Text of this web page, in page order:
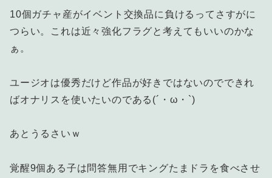
10個ガチャ産がイベント交換品に負けるってさすがに
つらい。これは近々強化フラグと考えてもいいのかな
ぁ。
ユージオは優秀だけど作品が好きではないのでできれ
ばオナリスを使いたいのである(´・ω・`)
あとうるさいｗ
覚醒9個ある子は問答無用でキングたまドラを食べさせ